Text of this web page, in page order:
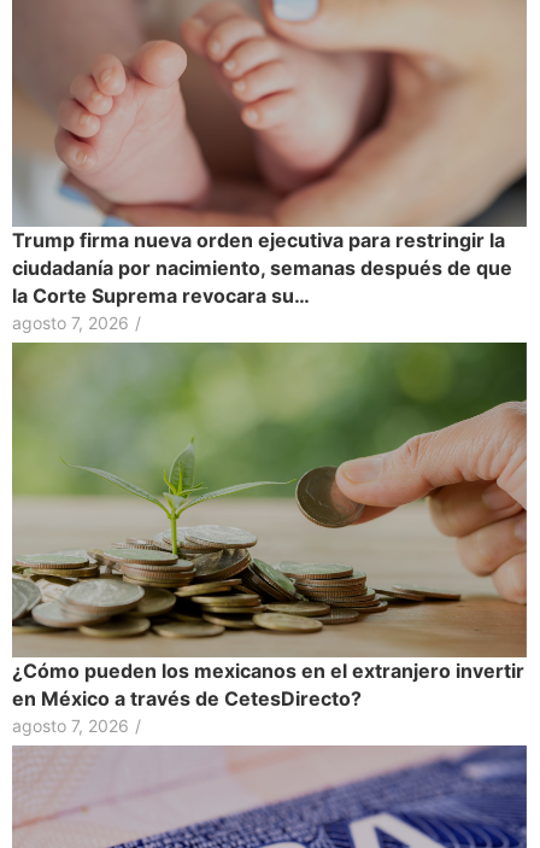
Trump firma nueva orden ejecutiva para restringir la
ciudadanía por nacimiento, semanas después de que
la Corte Suprema revocara su…
agosto 7, 2026 /
¿Cómo pueden los mexicanos en el extranjero invertir
en México a través de CetesDirecto?
agosto 7, 2026 /